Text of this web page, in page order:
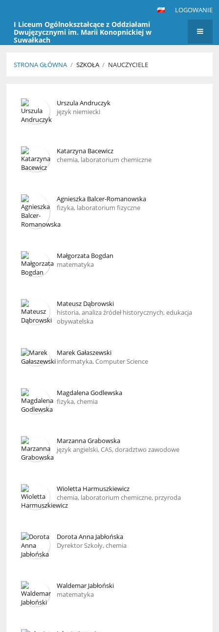
LOGOWANIE
I Liceum Ogólnokształcące z Oddziałami
Dwujęzycznymi im. Marii Konopnickiej w
Suwałkach
STRONA GŁÓWNA / SZKOŁA / NAUCZYCIELE
Urszula Andruczyk
język niemiecki
Katarzyna Bacewicz
chemia, laboratorium chemiczne
Agnieszka Balcer-Romanowska
fizyka, laboratorium fizyczne
Małgorzata Bogdan
matematyka
Mateusz Dąbrowski
historia, analiza źródeł historycznych, edukacja
obywatelska
Marek Gałaszewski
informatyka, Computer Science
Magdalena Godlewska
fizyka, chemia
Marzanna Grabowska
język angielski, CAS, doradztwo zawodowe
Wioletta Harmuszkiewicz
chemia, laboratorium chemiczne, przyroda
Dorota Anna Jabłońska
Dyrektor Szkoły, chemia
Waldemar Jabłoński
matematyka